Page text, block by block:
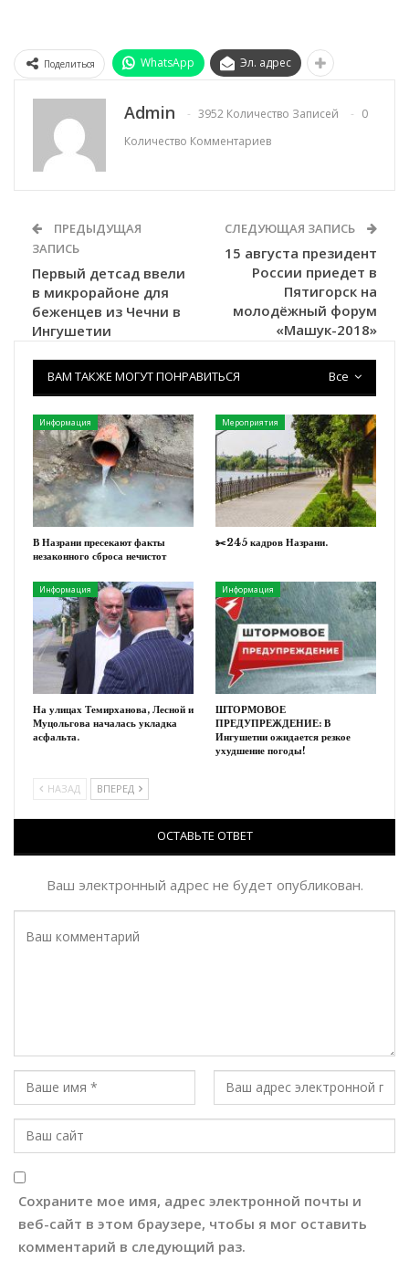
Поделиться WhatsApp Эл. адрес
Admin 3952 Количество Записей
0
Количество Комментариев
ПРЕДЫДУЩАЯ
ЗАПИСЬ
Первый детсад ввели
в микрорайоне для
беженцев из Чечни в
Ингушетии
СЛЕДУЮЩАЯ ЗАПИСЬ
15 августа президент
России приедет в
Пятигорск на
молодёжный форум
«Машук-2018»
Все
ВАМ ТАКЖЕ МОГУТ ПОНРАВИТЬСЯ
Информация
В Назрани пресекают факты
незаконного сброса нечистот
Мероприятия
✂️245 кадров Назрани.
Информация
На улицах Темирханова, Лесной и
Муцольгова началась укладка
асфальта.
Информация
ШТОРМОВОЕ
ПРЕДУПРЕЖДЕНИЕ: В
Ингушетии ожидается резкое
ухудшение погоды!
НАЗАД ВПЕРЕД
ОСТАВЬТЕ ОТВЕТ
Ваш электронный адрес не будет опубликован.
Сохраните мое имя, адрес электронной почты и
веб-сайт в этом браузере, чтобы я мог оставить
комментарий в следующий раз.